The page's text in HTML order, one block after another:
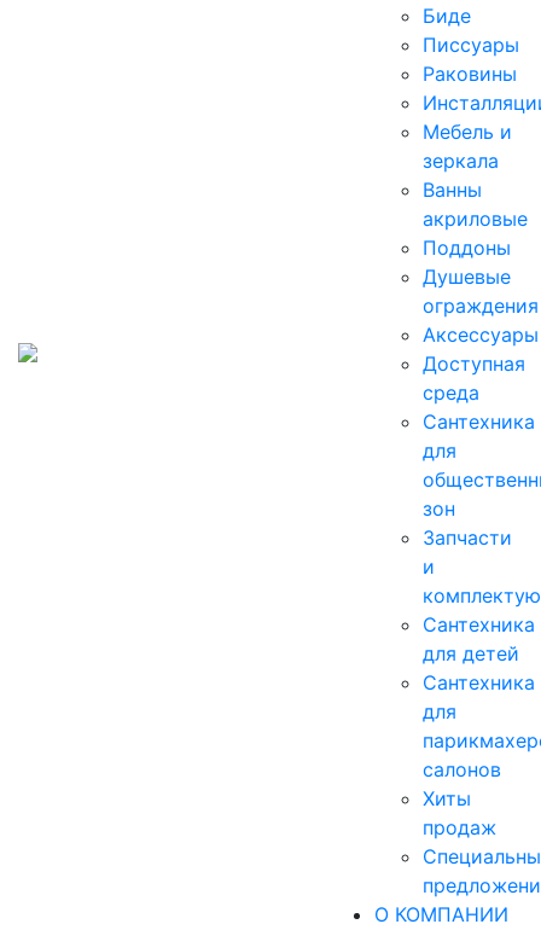
Биде
Писсуары
Раковины
Мебель и
зеркала
Ванны
акриловые
Поддоны
Душевые
ограждения
Аксессуары
Доступная
среда
Cантехника
для
зон
Запчасти
и
Сантехника
для детей
Сантехника
для
салонов
Хиты
продаж
О КОМПАНИИ